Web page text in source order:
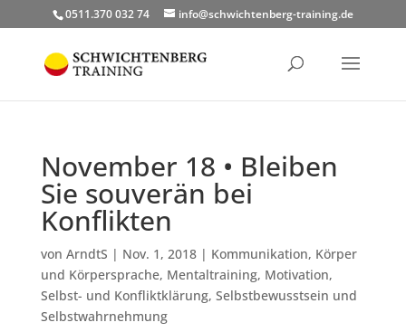
0511.370 032 74 info@schwichtenberg-training.de
November 18 • Bleiben
Sie souverän bei
Konflikten
von ArndtS | Nov. 1, 2018| Kommunikation, Körper
und Körpersprache, Mentaltraining, Motivation,
Selbst- und Konfliktklärung, Selbstbewusstsein und
Selbstwahrnehmung